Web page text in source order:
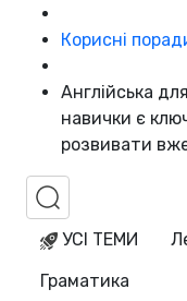
Корисні
Англійська
навички є
розвивати
УСІ ТЕМИ
Граматика